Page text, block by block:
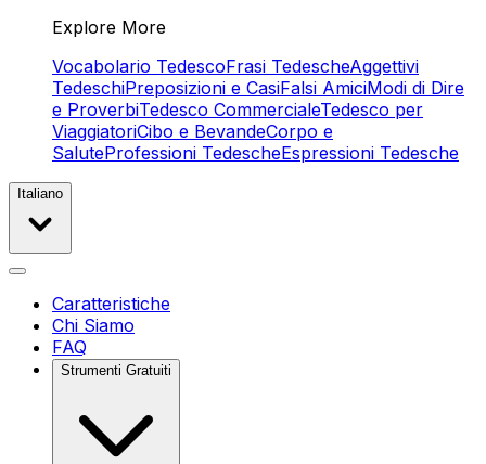
Explore More
Vocabolario TedescoFrasi TedescheAggettivi
TedeschiPreposizioni e CasiFalsi AmiciModi di Dire
e ProverbiTedesco CommercialeTedesco per
ViaggiatoriCibo e BevandeCorpo e
SaluteProfessioni TedescheEspressioni Tedesche
Italiano
Caratteristiche
Chi Siamo
FAQ
Strumenti Gratuiti